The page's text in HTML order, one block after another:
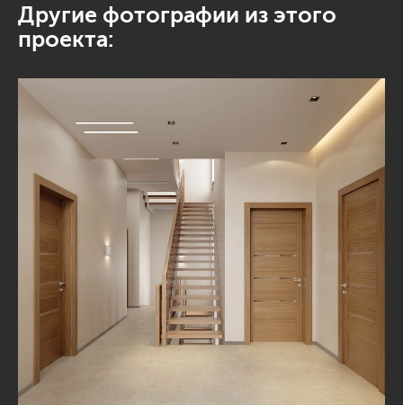
Другие фотографии из этого
проекта: